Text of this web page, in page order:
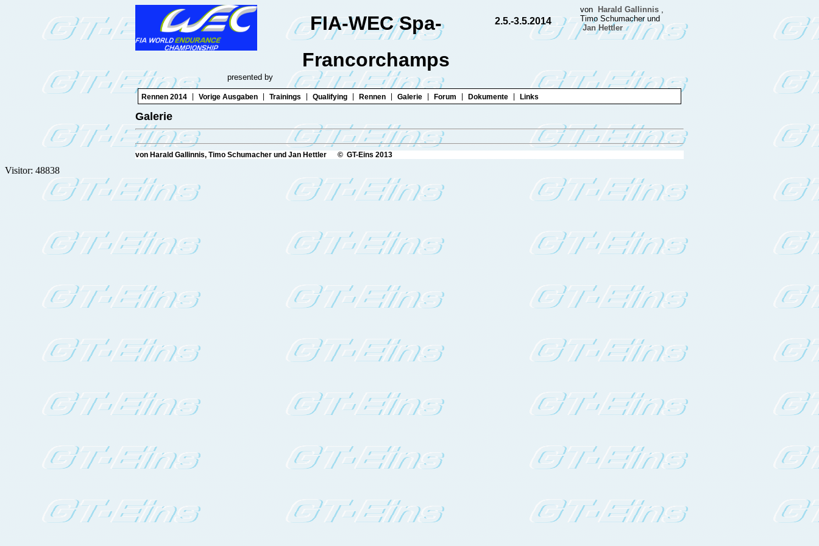
FIA-WEC Spa-
Francorchamps
2.5.-3.5.2014
von Harald Gallinnis ,
Timo Schumacher und
Jan Hettler
presented by
Rennen 2014 Vorige Ausgaben Trainings Qualifying Rennen Galerie Forum Dokumente Links
Galerie
von Harald Gallinnis, Timo Schumacher und Jan Hettler © GT-Eins 2013
Visitor: 48838